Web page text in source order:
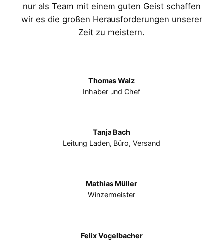
nur als Team mit einem guten Geist schaffen
wir es die großen Herausforderungen unserer
Zeit zu meistern.
Thomas Walz
Inhaber und Chef
Tanja Bach
Leitung Laden, Büro, Versand
Mathias Müller
Winzermeister
Felix Vogelbacher